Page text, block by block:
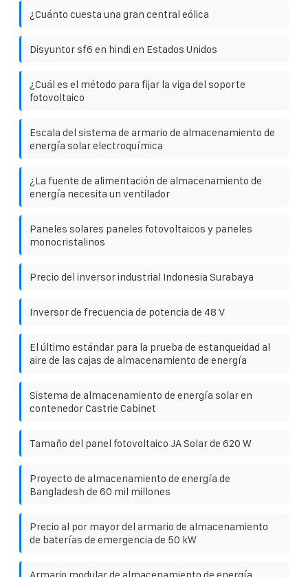
¿Cuánto cuesta una gran central eólica
Disyuntor sf6 en hindi en Estados Unidos
¿Cuál es el método para fijar la viga del soporte
fotovoltaico
Escala del sistema de armario de almacenamiento de
energía solar electroquímica
¿La fuente de alimentación de almacenamiento de
energía necesita un ventilador
Paneles solares paneles fotovoltaicos y paneles
monocristalinos
Precio del inversor industrial Indonesia Surabaya
Inversor de frecuencia de potencia de 48 V
El último estándar para la prueba de estanqueidad al
aire de las cajas de almacenamiento de energía
Sistema de almacenamiento de energía solar en
contenedor Castrie Cabinet
Tamaño del panel fotovoltaico JA Solar de 620 W
Proyecto de almacenamiento de energía de
Bangladesh de 60 mil millones
Precio al por mayor del armario de almacenamiento
de baterías de emergencia de 50 kW
Armario modular de almacenamiento de energía